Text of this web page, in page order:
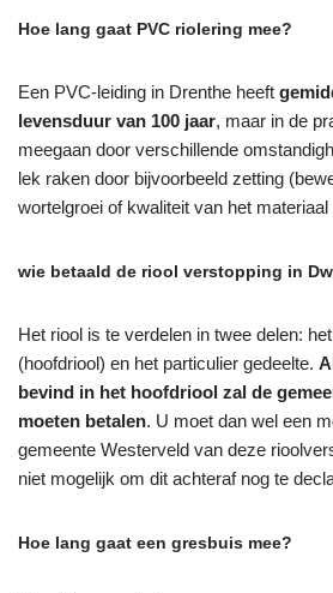
Hoe lang gaat PVC riolering mee?
Een PVC-leiding in Drenthe heeft
levensduur van 100 jaar, maar in de
meegaan door verschillende
lek raken door bijvoorbeeld zetting
wortelgroei of kwaliteit van het materiaal
wie betaald de riool verstopping in
Het riool is te verdelen in twee delen:
(hoofdriool) en het particulier gedeelte.
bevind in het hoofdriool zal de
moeten betalen. U moet dan wel een
gemeente Westerveld van deze
niet mogelijk om dit achteraf nog te
Hoe lang gaat een gresbuis mee?